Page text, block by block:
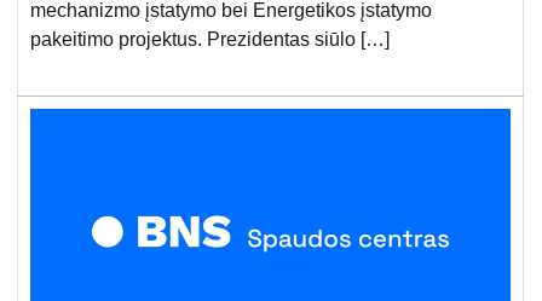
mechanizmo įstatymo bei Energetikos įstatymo
pakeitimo projektus. Prezidentas siūlo […]